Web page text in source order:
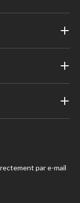
par e-mail